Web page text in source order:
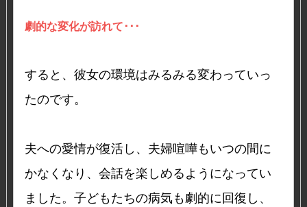
劇的な変化が訪れて･･･
すると、彼女の環境はみるみる変わっていっ
たのです。
夫への愛情が復活し、夫婦喧嘩もいつの間に
かなくなり、会話を楽しめるようになってい
ました。子どもたちの病気も劇的に回復し、